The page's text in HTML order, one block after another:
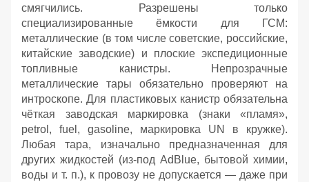
смягчились. Разрешены только
специализированные ёмкости для ГСМ:
металлические (в том числе советские, российские,
китайские заводские) и плоские экспедиционные
топливные канистры. Непрозрачные
металлические тары обязательно проверяют на
интроскопе. Для пластиковых канистр обязательна
чёткая заводская маркировка (знаки «пламя»,
petrol, fuel, gasoline, маркировка UN в кружке).
Любая тара, изначально предназначенная для
других жидкостей (из‑под AdBlue, бытовой химии,
воды и т. п.), к провозу не допускается — даже при